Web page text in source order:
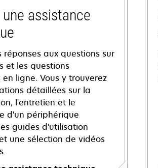
assistance
réponses aux questions sur
et les questions
ligne. Vous y trouverez
détaillées sur la
l'entretien et le
d'un périphérique
guides d'utilisation
une sélection de vidéos